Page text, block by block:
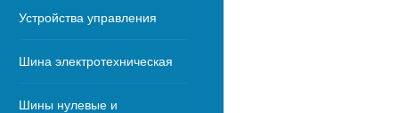
Устройства управления
Шина электротехническая
Шины нулевые и